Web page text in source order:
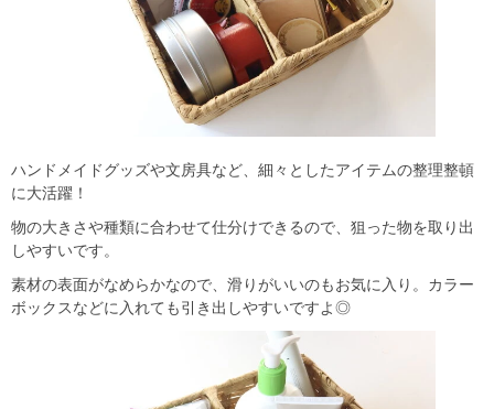
ハンドメイドグッズや文房具など、細々としたアイテムの整理整頓
に大活躍！
物の大きさや種類に合わせて仕分けできるので、狙った物を取り出
しやすいです。
素材の表面がなめらかなので、滑りがいいのもお気に入り。カラー
ボックスなどに入れても引き出しやすいですよ◎